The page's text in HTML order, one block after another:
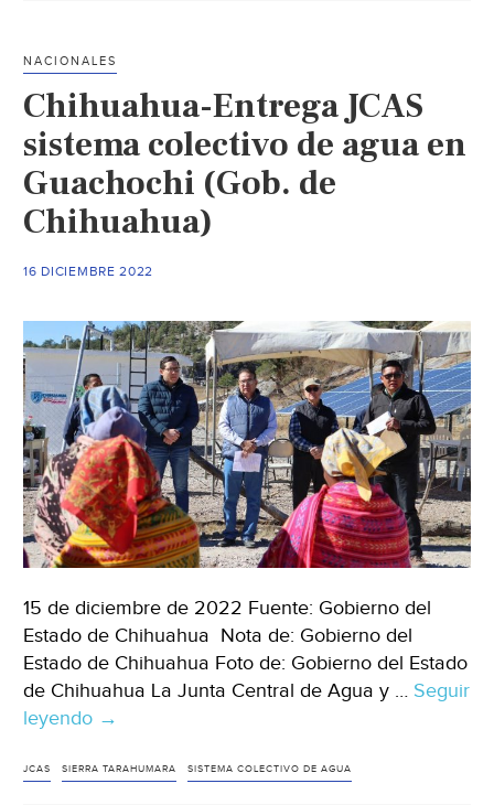
en
NACIONALES
Chihuahua-Entrega JCAS
sistema colectivo de agua en
Guachochi (Gob. de
Chihuahua)
16 DICIEMBRE 2022
15 de diciembre de 2022 Fuente: Gobierno del
Estado de Chihuahua Nota de: Gobierno del
Estado de Chihuahua Foto de: Gobierno del Estado
de Chihuahua La Junta Central de Agua y … Seguir
leyendo Chihuahua-
JCAS
→
JCAS SIERRA TARAHUMARA SISTEMA COLECTIVO DE AGUA